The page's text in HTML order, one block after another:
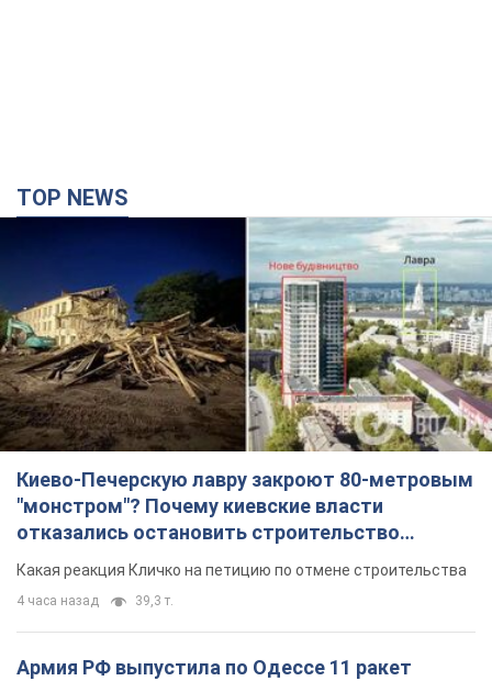
TOP NEWS
Киево-Печерскую лавру закроют 80-метровым
"монстром"? Почему киевские власти
отказались остановить строительство
небоскреба "московского верующего"
Какая реакция Кличко на петицию по отмене строительства
4 часа назад 39,3 т.
Армия РФ выпустила по Одессе 11 ракет